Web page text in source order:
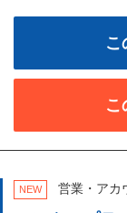
こ
こ
NEW 営業・アカ